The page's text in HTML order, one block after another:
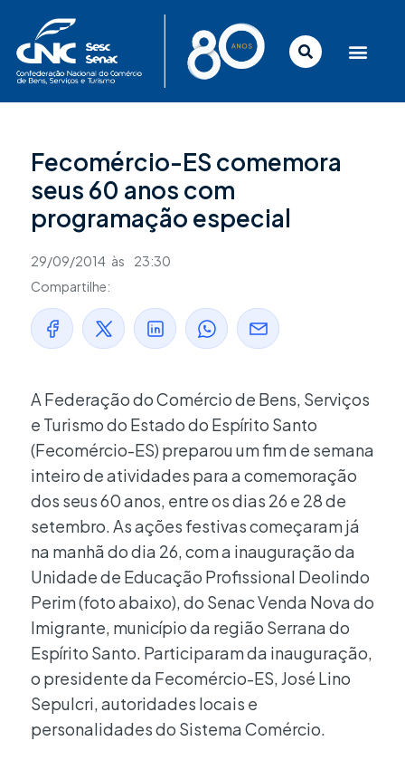
conteúdo
Fecomércio-ES comemora
seus 60 anos com
programação especial
29/09/2014 às
23:30
Compartilhe:
A Federação do Comércio de Bens, Serviços
e Turismo do Estado do Espírito Santo
(Fecomércio-ES) preparou um fim de semana
inteiro de atividades para a comemoração
dos seus 60 anos, entre os dias 26 e 28 de
setembro. As ações festivas começaram já
na manhã do dia 26, com a inauguração da
Unidade de Educação Profissional Deolindo
Perim (foto abaixo), do Senac Venda Nova do
Imigrante, município da região Serrana do
Espírito Santo. Participaram da inauguração,
o presidente da Fecomércio-ES, José Lino
Sepulcri, autoridades locais e
personalidades do Sistema Comércio.